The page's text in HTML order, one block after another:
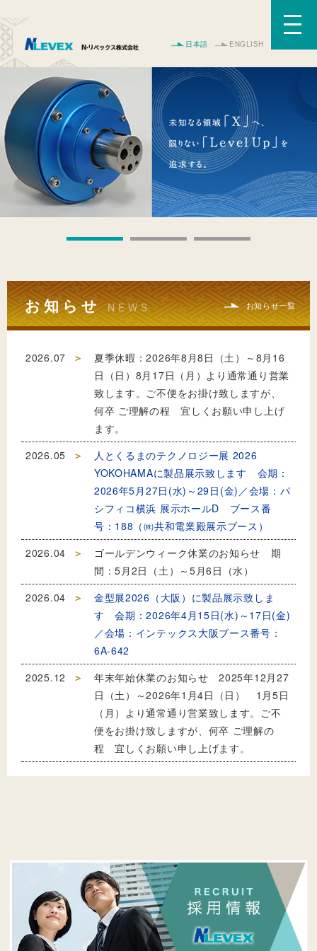
日本語 ENGLISH
お知らせ NEWS お知らせ一覧
2026.07
夏季休暇：2026年8月8日（土）～8月16
日（日）8月17日（月）より通常通り営業
致します。ご不便をお掛け致しますが、
何卒 ご理解の程 宜しくお願い申し上げ
ます。
2026.05
人とくるまのテクノロジー展 2026
YOKOHAMAに製品展示致します 会期：
2026年5月27日(水)～29日(金)／会場：パ
シフィコ横浜 展示ホールD ブース番
号：188（㈱共和電業殿展示ブース）
2026.04
ゴールデンウィーク休業のお知らせ 期
間：5月2日（土）～5月6日（水）
2026.04
金型展2026（大阪）に製品展示致しま
す 会期：2026年4月15日(水)～17日(金)
／会場：インテックス大阪ブース番号：
6A-642
2025.12
年末年始休業のお知らせ 2025年12月27
日（土）～2026年1月4日（日） 1月5日
（月）より通常通り営業致します。ご不
便をお掛け致しますが、何卒 ご理解の
程 宜しくお願い申し上げます。